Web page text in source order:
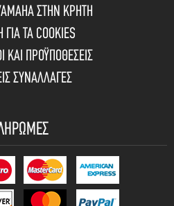
ΣΤΗΝ ΚΡΗΤΗ
ΓΙΑ ΤΑ COOKIES
ΚΑΙ ΠΡΟΫΠΟΘΕΣΕΙΣ
ΣΥΝΑΛΛΑΓΕΣ